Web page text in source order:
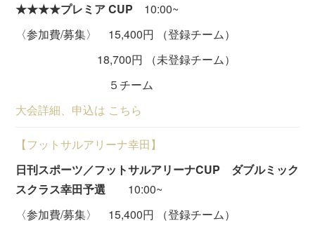
★★★★プレミア CUP 10:00~
〈参加費/募集〉 15,400円 （登録チーム）
18,700円 （未登録チーム）
５チーム
大会詳細、申込は こちら
【フットサルアリーナ幸田】
日刊スポーツ／フットサルアリーナCUP ダブルミック
スクラス幸田予選 10:00~
〈参加費/募集〉 15,400円 （登録チーム）